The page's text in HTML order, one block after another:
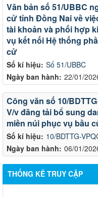
Số kí hiệu: Số 51/UBBC
Ngày ban hành: 22/01/
Văn bản số 51/UBBC
cử tỉnh Đồng Nai về
tài khoản và phối hợp
vụ kết nối Hệ thống
cử
Số kí hiệu: 10/BDTTG-
Ngày ban hành: 06/01/
Công văn số 10/
V/v đăng tải bổ sung
miền núi phục vụ bầu
THỐNG KÊ TRUY CẬP